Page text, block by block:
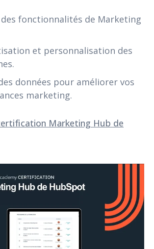
fonctionnalités de Marketing
et personnalisation des
données pour améliorer vos
marketing.
certification Marketing Hub de